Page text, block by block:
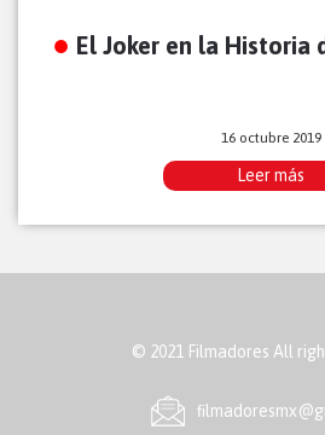
El Joker en la Historia
16 octubre 2019
Leer más
© 2021 Filmadores All